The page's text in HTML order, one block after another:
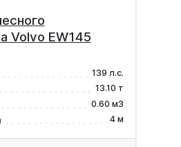
Volvo EW145
139 л.с.
13.10 т
0.60 м3
4 м